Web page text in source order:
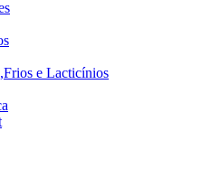
e Lacticínios